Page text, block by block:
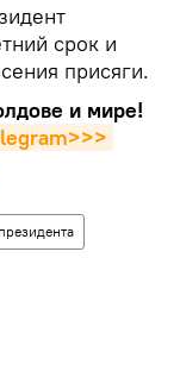
срок и
присяги.
и мире!